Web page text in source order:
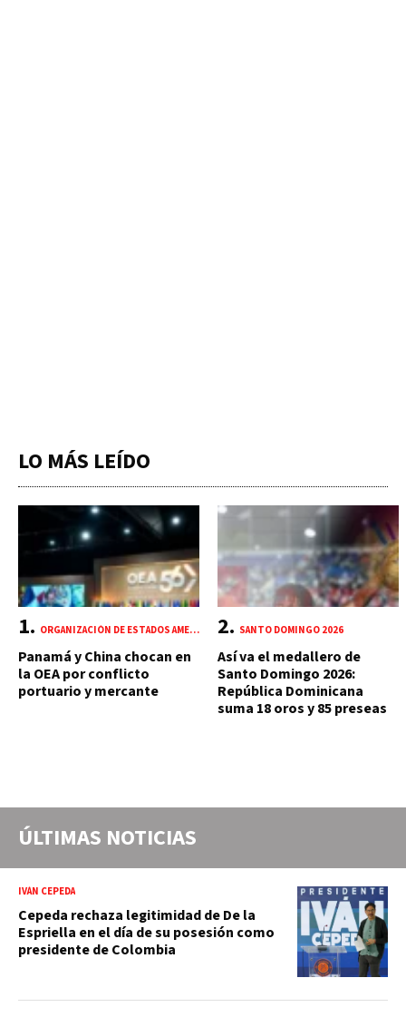
LO MÁS LEÍDO
ORGANIZACIÓN DE ESTADOS AMERICANOS (OEA)
Panamá y China chocan en
la OEA por conflicto
portuario y mercante
SANTO DOMINGO 2026
Así va el medallero de
Santo Domingo 2026:
República Dominicana
suma 18 oros y 85 preseas
ÚLTIMAS NOTICIAS
IVÁN CEPEDA
Cepeda rechaza legitimidad de De la
Espriella en el día de su posesión como
presidente de Colombia